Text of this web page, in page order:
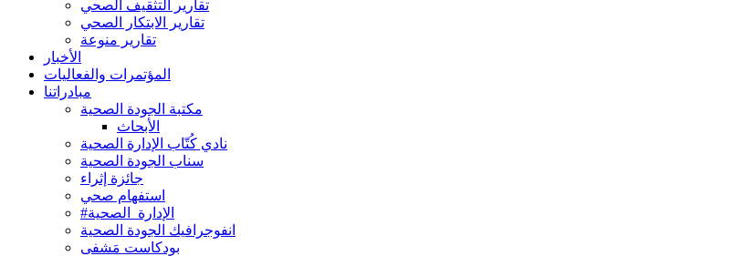
تقارير التثقيف الصحي
تقارير الابتكار الصحي
تقارير منوعة
الأخبار
المؤتمرات والفعاليات
مبادراتنا
مكتبة الجودة الصحية
الأبحاث
نادي كُتّاب الإدارة الصحية
سناب الجودة الصحية
جائزة إثراء
استفهام صحي
#الإدارة_الصحية
انفوجرافيك الجودة الصحية
بودكاست مَشفى